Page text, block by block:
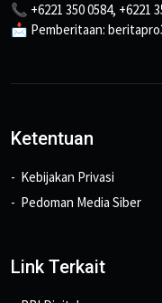
📞 +6221 350 0584, +6221
📩 Pemberitaan:
Ketentuan
Kebijakan Privasi
Pedoman Media Siber
Link Terkait